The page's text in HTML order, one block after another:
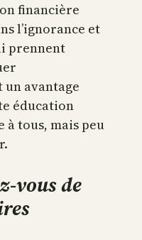
financière
l’ignorance et
prennent
avantage
éducation
à tous, mais peu
vous de